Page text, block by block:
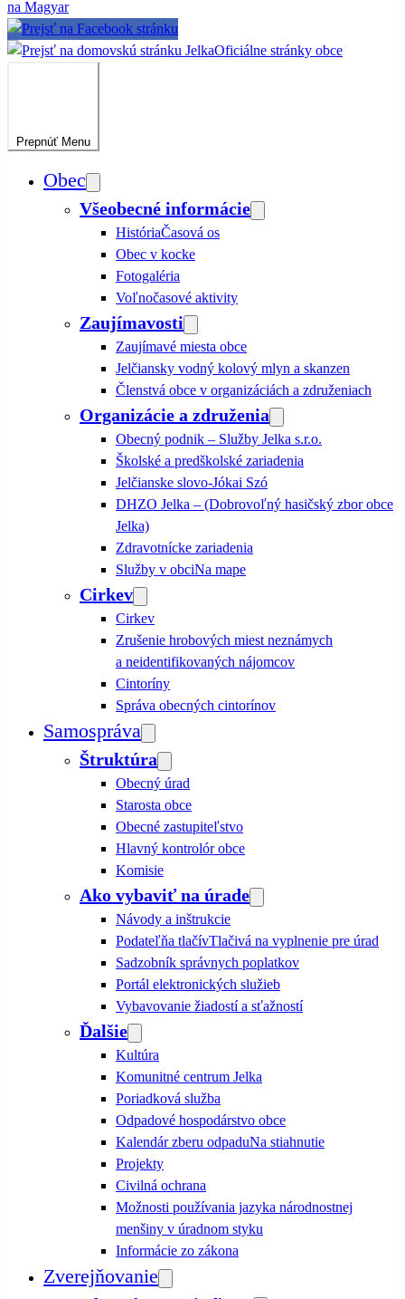
na Magyar
JelkaOficiálne stránky obce
Prepnúť Menu
Obec
Všeobecné informácie
HistóriaČasová os
Obec v kocke
Fotogaléria
Voľnočasové aktivity
Zaujímavosti
Zaujímavé miesta obce
Jelčiansky vodný kolový mlyn a skanzen
Členstvá obce v organizáciách a združeniach
Organizácie a združenia
Obecný podnik – Služby Jelka s.r.o.
Školské a predškolské zariadenia
Jelčianske slovo-Jókai Szó
DHZO Jelka – (Dobrovoľný hasičský zbor obce
Jelka)
Zdravotnícke zariadenia
Služby v obciNa mape
Cirkev
Cirkev
Zrušenie hrobových miest neznámych
a neidentifikovaných nájomcov
Cintoríny
Správa obecných cintorínov
Samospráva
Štruktúra
Obecný úrad
Starosta obce
Obecné zastupiteľstvo
Hlavný kontrolór obce
Komisie
Ako vybaviť na úrade
Návody a inštrukcie
Podateľňa tlačívTlačivá na vyplnenie pre úrad
Sadzobník správnych poplatkov
Portál elektronických služieb
Vybavovanie žiadostí a sťažností
Ďalšie
Kultúra
Komunitné centrum Jelka
Poriadková služba
Odpadové hospodárstvo obce
Kalendár zberu odpaduNa stiahnutie
Projekty
Civilná ochrana
Možnosti používania jazyka národnostnej
menšiny v úradnom styku
Informácie zo zákona
Zverejňovanie